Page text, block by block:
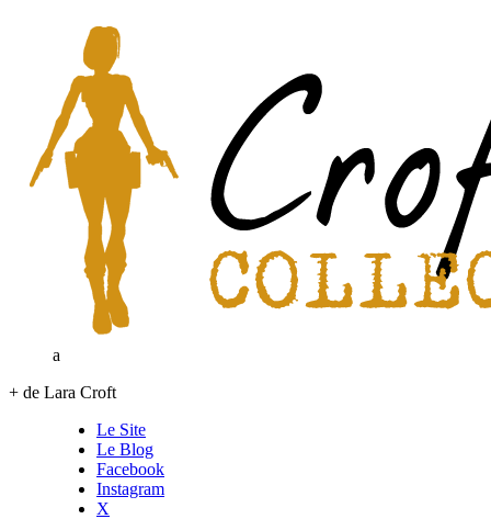
a
+ de Lara Croft
Le Site
Le Blog
Facebook
Instagram
X